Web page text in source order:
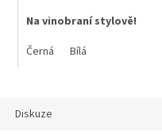
Na vinobraní stylově!
Materiál: Single Jersey, 100 %
Černá Bílá
Diskuze